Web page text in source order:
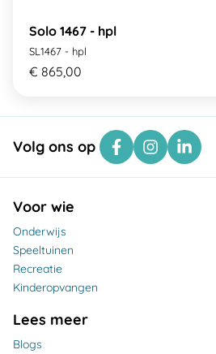
Solo 1467 - hpl
SL1467 - hpl
€ 865,00
Volg ons op
Voor wie
Onderwijs
Speeltuinen
Recreatie
Kinderopvangen
Lees meer
Blogs